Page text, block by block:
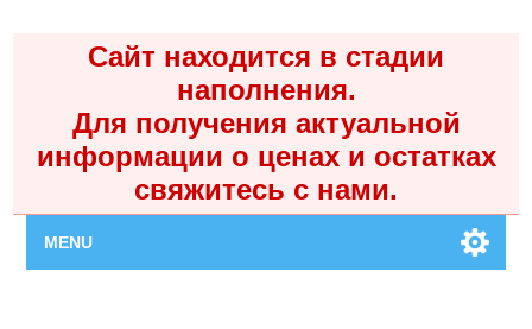
Сайт находится в стадии
наполнения.
Для получения актуальной
информации о ценах и остатках
свяжитесь с нами.
MENU